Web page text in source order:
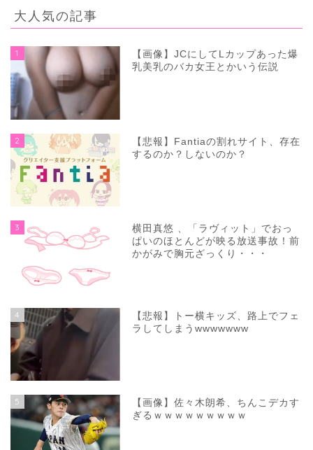
大人気の記事
1
【画像】JCにしてLカップあった爆
乳美乳のバカ女王とかいう伝説
2
【悲報】Fantiaの割れサイト、存在
するのか？しないのか？
3
横田真悠 、「ラヴィット」でおっ
ぱいのほとんどが映る放送事故！前
かがみで胸元ざっくり・・・
4
【悲報】トー横キッズ、路上でフェ
ラしてしまうwwwwwww
5
【画像】佐々木朗希、ちんこデカす
ぎるｗｗｗｗｗｗｗｗｗ